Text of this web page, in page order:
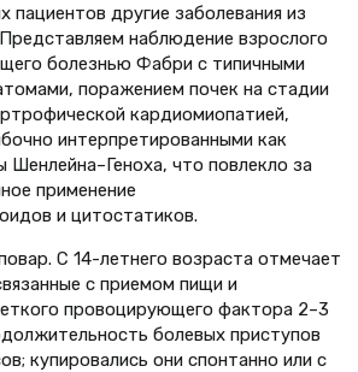
пациентов другие заболевания из
наблюдение взрослого
болезнью Фабри с типичными
поражением почек на стадии
кардиомиопатией,
интерпретированными как
Шенлейна–Геноха, что повлекло за
применение
и цитостатиков.
С 14-летнего возраста отмечает
с приемом пищи и
провоцирующего фактора 2–3
болевых приступов
купировались они спонтанно или с